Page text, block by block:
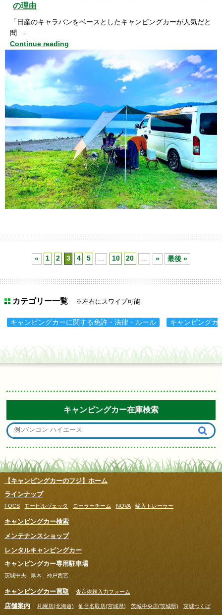
の理由
「日産のキャラバンをベースとしたキャンピングカーが人気だと
聞 …
Continue reading
« 1 2 3 4 5 10 20 » 最後 »
カテゴリー一覧 ※左右にスワイプ可能
キャンピングカーに関する免許・法律・ルール キャンピングカ
キャンピングカー在庫検索
【キャンピングカーのフジ】ホーム
ラインナップ
FOCS モービルヴェッタ ローラーチーム NOVA 輸入トレーラー
キャンピングカー検索
メンテナンスショップ
レンタルキャンピングカー
キャンピングカー専用駐車場
茨城中央 厚木 神戸西宮
キャンピングカー買取 査定依頼入力フォーム
店舗案内 札幌店(北海道) 仙台名取店(宮城県) 茨城中央店(茨城県) 茨城つくば